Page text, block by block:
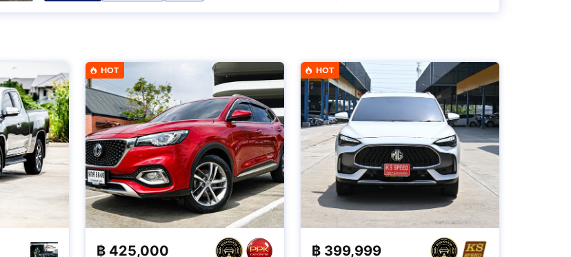
HOT
฿ 425,000
HOT
฿ 399,999